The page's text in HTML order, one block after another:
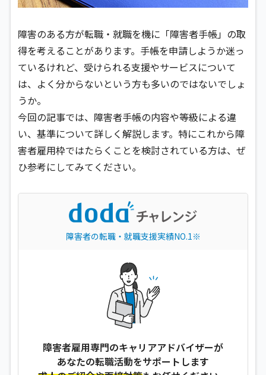
障害のある方が転職・就職を機に「障害者手帳」の取
得を考えることがあります。手帳を申請しようか迷っ
ているけれど、受けられる支援やサービスについて
は、よく分からないという方も多いのではないでしょ
うか。
今回の記事では、障害者手帳の内容や等級による違
い、基準について詳しく解説します。特にこれから障
害者雇用枠ではたらくことを検討されている方は、ぜ
ひ参考にしてみてください。
障害者の転職・就職支援実績NO.1※
障害者雇用専門のキャリアアドバイザーが
あなたの転職活動をサポートします